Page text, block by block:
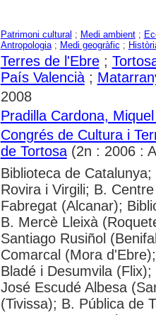
Patrimoni cultural ; Medi ambient;
Antropologia; Medi geogràfic ;
Terres de l'Ebre;
País Valencià;
2008
Pradilla Cardona,
Congrés de Cultura i
de Tortosa(2n : 2006 :
Biblioteca de
Rovira i Virgili; B.
Fabregat (Alcanar);
B. Mercè Lleixà
Santiago Rusiñol
Comarcal (Mora
Bladé i Desumvila
José Escudé Albesa
(Tivissa); B. Pública de